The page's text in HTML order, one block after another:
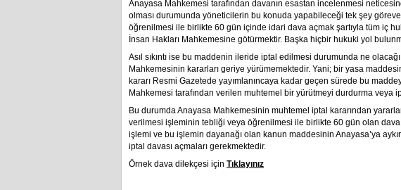
Anayasa Mahkemesi tarafından davanın esastan incelenmesi
olması durumunda yöneticilerin bu konuda yapabileceği tek şey
öğrenilmesi ile birlikte 60 gün içinde idari dava açmak şartıyla tüm iç
İnsan Hakları Mahkemesine götürmektir. Başka hiçbir hukuki yol
Asıl sıkıntı ise bu maddenin ileride iptal edilmesi durumunda ne
Mahkemesinin kararları geriye yürümemektedir. Yani; bir yasa
kararı Resmi Gazetede yayımlanıncaya kadar geçen sürede bu
Mahkemesi tarafından verilen muhtemel bir yürütmeyi durdurma veya
Bu durumda Anayasa Mahkemesinin muhtemel iptal kararından
verilmesi işleminin tebliği veya öğrenilmesi ile birlikte 60 gün olan
işlemi ve bu işlemin dayanağı olan kanun maddesinin Anayasa’ya
iptal davası açmaları gerekmektedir.
Örnek dava dilekçesi için Tıklayınız